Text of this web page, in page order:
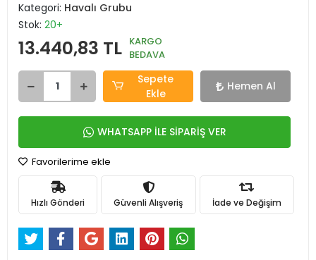
Kategori: Havalı Grubu
Stok: 20+
13.440,83 TL KARGO
BEDAVA
Sepete
Ekle
Hemen Al
WHATSAPP İLE SİPARİŞ VER
Favorilerime ekle
Hızlı Gönderi Güvenli Alışveriş İade ve Değişim